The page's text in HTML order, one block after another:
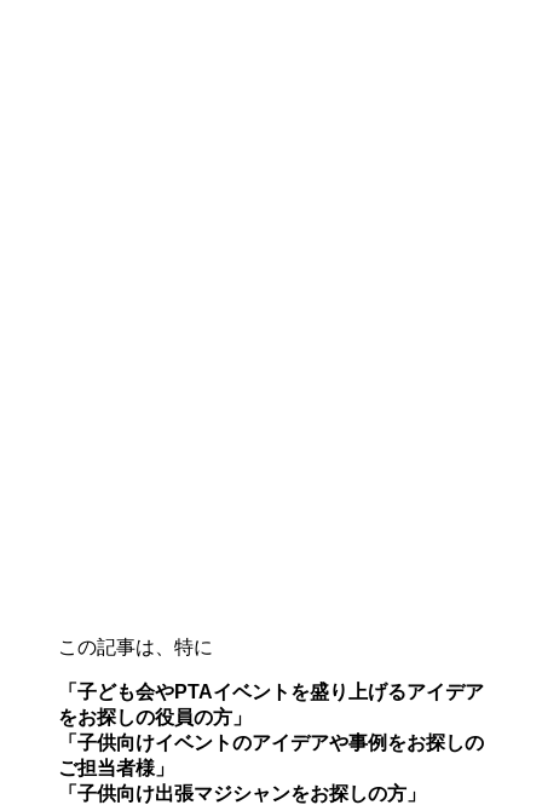
この記事は、特に
「子ども会やPTAイベントを盛り上げるアイデア
をお探しの役員の方」
「子供向けイベントのアイデアや事例をお探しの
ご担当者様」
「子供向け出張マジシャンをお探しの方」